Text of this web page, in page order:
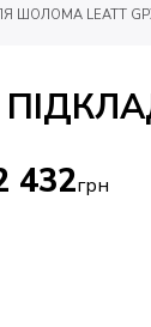
ШОЛОМА LEATT
432грн